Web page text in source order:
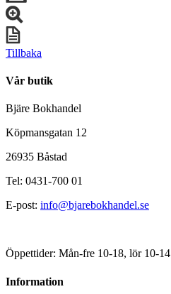
Tillbaka
Vår butik
Bjäre Bokhandel
Köpmansgatan 12
26935 Båstad
Tel: 0431-700 01
E-post: info@bjarebokhandel.se
Öppettider: Mån-fre 10-18, lör 10-14
Information